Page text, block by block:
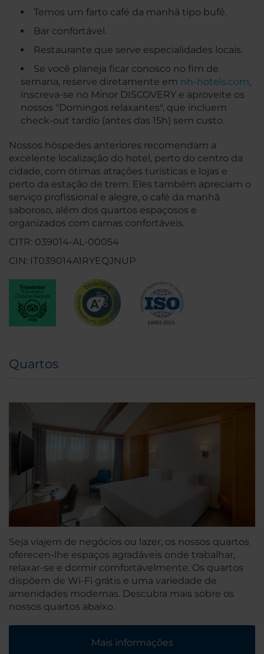
Temos um farto café da manhã tipo bufê.
Bar confortável.
Restaurante que serve especialidades locais.
Se você planeja ficar conosco no fim de
semana, reserve diretamente em nh-hotels.com,
inscreva-se no Minor DISCOVERY e aproveite os
nossos "Domingos relaxantes", que incluem
check-out tardio (antes das 15h) sem custo.
Nossos hóspedes anteriores recomendam a
excelente localização do hotel, perto do centro da
cidade, com ótimas atrações turísticas e lojas e
perto da estação de trem. Eles também apreciam o
serviço profissional e alegre, o café da manhã
saboroso, além dos quartos espaçosos e
organizados com camas confortáveis.
CITR: 039014-AL-00054
CIN: IT039014A1RYEQJNUP
Quartos
Seja viajem de negócios ou lazer, os nossos quartos
oferecen-lhe espaços agradáveis onde trabalhar,
relaxar-se e dormir comfortávelmente. Os quartos
dispõem de Wi-Fi grátis e uma variedade de
amenidades modernas. Descubra mais sobre os
nossos quartos abaixo.
Mais informações